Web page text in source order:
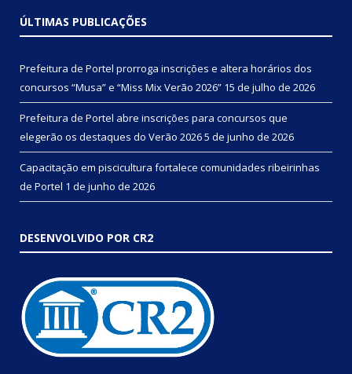
ÚLTIMAS PUBLICAÇÕES
Prefeitura de Portel prorroga inscrições e altera horários dos
concursos “Musa” e “Miss Mix Verão 2026” 15 de julho de 2026
Prefeitura de Portel abre inscrições para concursos que
elegerão os destaques do Verão 20265 de junho de 2026
Capacitação em piscicultura fortalece comunidades ribeirinhas
de Portel 1 de junho de 2026
DESENVOLVIDO POR CR2